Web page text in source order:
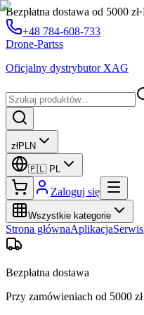
Bezpłatna dostawa od 5000 zł·
+48 784-608-733
Drone-Partss
Oficjalny dystrybutor XAG
złPLN
🇵🇱 PL
Zaloguj się
Wszystkie kategorie
Strona głównaAplikacjaSerwis
Bezpłatna dostawa
Przy zamówieniach od 5000 zł